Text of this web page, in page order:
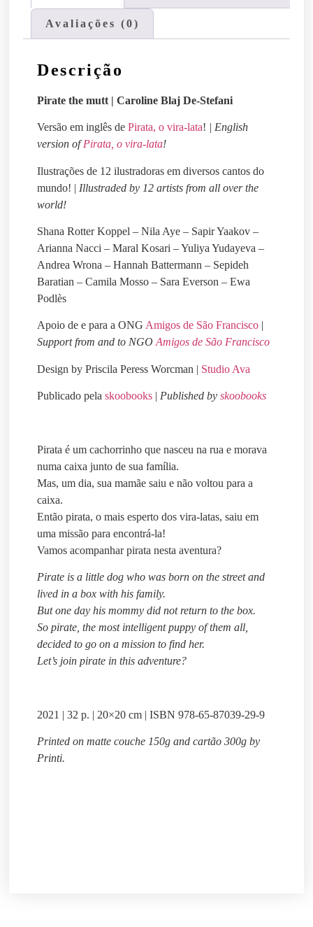
Avaliações (0)
Descrição
Pirate the mutt | Caroline Blaj De-Stefani
Versão em inglês dePirata, o vira-lata! | English
version ofPirata, o vira-lata!
Ilustrações de 12 ilustradoras em diversos cantos do
mundo! | Illustraded by 12 artists from all over the
world!
Shana Rotter Koppel – Nila Aye – Sapir Yaakov –
Arianna Nacci – Maral Kosari – Yuliya Yudayeva –
Andrea Wrona – Hannah Battermann – Sepideh
Baratian – Camila Mosso – Sara Everson – Ewa
Podlès
Apoio de e para a ONG Amigos de São Francisco |
Support from and to NGOAmigos de São Francisco
Design by Priscila Peress Worcman | Studio Ava
Publicado pelaskoobooks | Published byskoobooks
Pirata é um cachorrinho que nasceu na rua e morava
numa caixa junto de sua família.
Mas, um dia, sua mamãe saiu e não voltou para a
caixa.
Então pirata, o mais esperto dos vira-latas, saiu em
uma missão para encontrá-la!
Vamos acompanhar pirata nesta aventura?
Pirate is a little dog who was born on the street and
lived in a box with his family.
But one day his mommy did not return to the box.
So pirate, the most intelligent puppy of them all,
decided to go on a mission to find her.
Let’s join pirate in this adventure?
2021 | 32 p. | 20×20 cm | ISBN 978-65-87039-29-9
Printed on matte couche 150g and cartão 300g by
Printi.